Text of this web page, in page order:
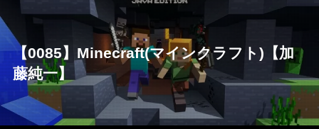
【0085】Minecraft(マインクラフト)【加
藤純一】